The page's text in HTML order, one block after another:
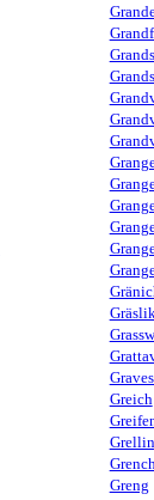
Greich
Greng